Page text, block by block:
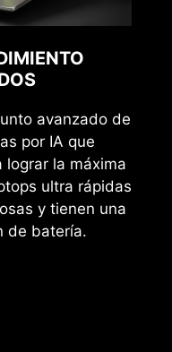
avanzado de
por IA que
la máxima
ultra rápidas
y tienen una
de batería.